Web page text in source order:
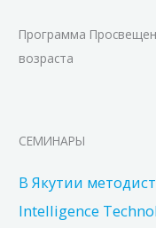
Программа
возраста
СЕМИНАРЫ
В Якутии
Intelligence